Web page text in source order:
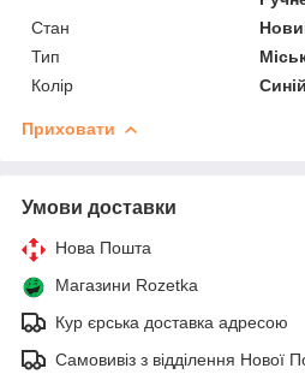
Стан
Тип
Колір
Синій
Приховати
Умови доставки
Нова Пошта
Магазини Rozetka
Кур єрська доставка адресою
Самовивіз з відділення Нової